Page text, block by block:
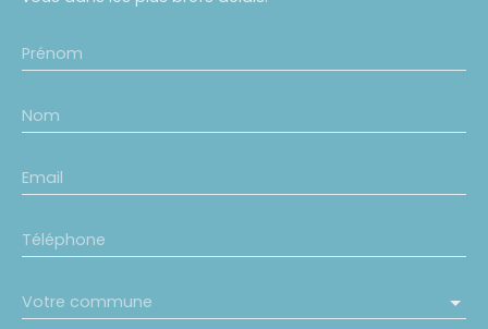
Prénom
Nom
Email
Téléphone
Votre commune